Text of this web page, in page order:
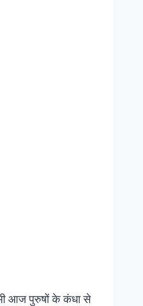
भी आज पुरुषों के कंधा से